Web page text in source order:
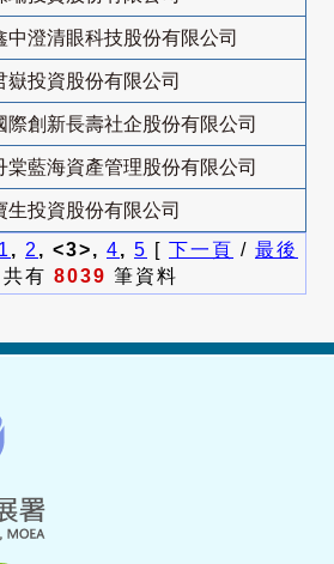
中澄清眼科技股份有限公司
嶽投資股份有限公司
際創新長壽社企股份有限公司
棠藍海資產管理股份有限公司
生投資股份有限公司
1 , 2 , <3>, 4, 5 [ 下一頁 / 最後
有 8039 筆資料